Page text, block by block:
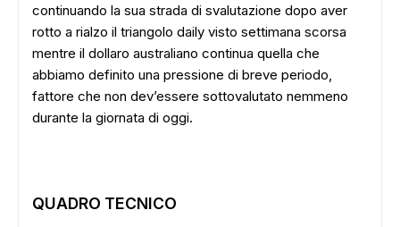
continuando la sua strada di svalutazione dopo aver
rotto a rialzo il triangolo daily visto settimana scorsa
mentre il dollaro australiano continua quella che
abbiamo definito una pressione di breve periodo,
fattore che non dev’essere sottovalutato nemmeno
durante la giornata di oggi.
QUADRO TECNICO